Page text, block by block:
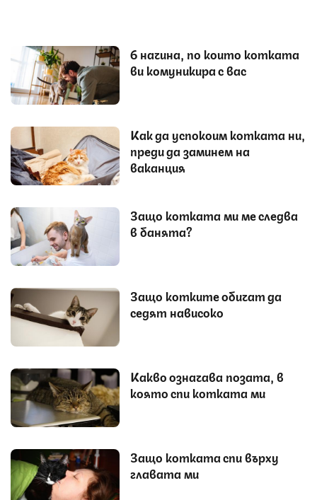
6 начина, по които котката
ви комуникира с вас
Как да успокоим котката ни,
преди да заминем на
ваканция
Защо котката ми ме следва
в банята?
Защо котките обичат да
седят нависоко
Какво означава позата, в
която спи котката ми
Защо котката спи върху
главата ми